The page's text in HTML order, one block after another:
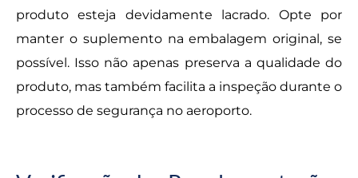
produto esteja devidamente lacrado. Opte por
manter o suplemento na embalagem original, se
possível. Isso não apenas preserva a qualidade do
produto, mas também facilita a inspeção durante o
processo de segurança no aeroporto.